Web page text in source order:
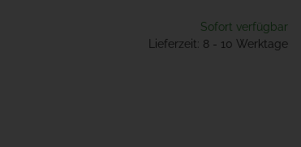
Sofort verfügbar
Lieferzeit: 8 - 10 Werktage